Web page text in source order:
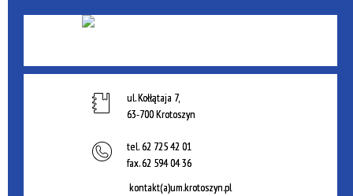
ul. Kołłątaja 7,
63-700 Krotoszyn
tel.62 725 42 01
fax.62 594 04 36
kontakt(a)um.krotoszyn.pl